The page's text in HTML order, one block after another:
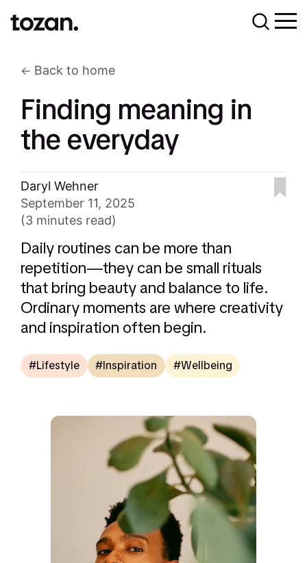
Back to home
Finding meaning in
the everyday
Daryl Wehner
September 11, 2025
(3 minutes read)
Daily routines can be more than
repetition—they can be small rituals
that bring beauty and balance to life.
Ordinary moments are where creativity
and inspiration often begin.
Lifestyle Inspiration Wellbeing